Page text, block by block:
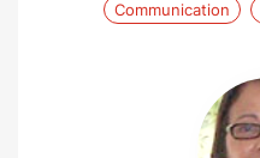
Communication